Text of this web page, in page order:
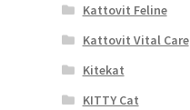
Kattovit Feline
Kattovit Vital Care
Kitekat
KITTY Cat